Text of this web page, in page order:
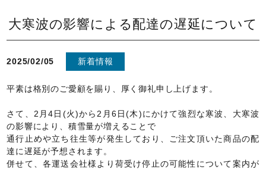
大寒波の影響による配達の遅延について
2025/02/05 新着情報
平素は格別のご愛顧を賜り、厚く御礼申し上げます。
さて、2月4日(火)から2月6日(木)にかけて強烈な寒波、大寒波
の影響により、積雪量が増えることで
通行止めや立ち往生等が発生しており、ご注文頂いた商品の配
達に遅延が予想されます。
併せて、各運送会社様より荷受け停止の可能性について案内が